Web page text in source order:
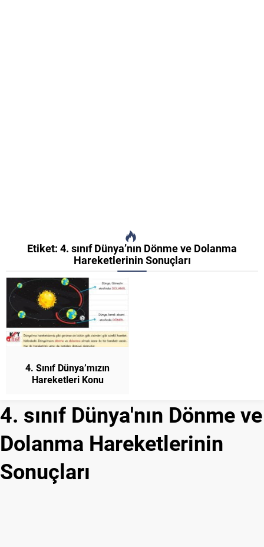
Etiket: 4. sınıf Dünya’nın Dönme ve Dolanma
Hareketlerinin Sonuçları
4. Sınıf Dünya’mızın
Hareketleri Konu
4. sınıf Dünya'nın Dönme ve
Dolanma Hareketlerinin
Sonuçları